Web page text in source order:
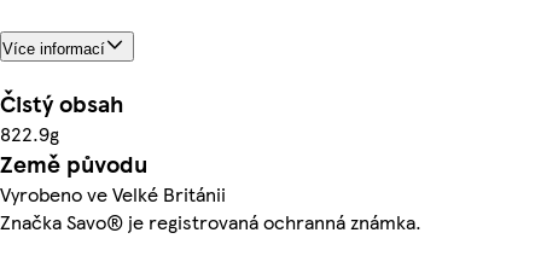
Více informací
Čistý obsah
822.9g
Země původu
Vyrobeno ve Velké Británii
Značka Savo® je registrovaná ochranná známka.